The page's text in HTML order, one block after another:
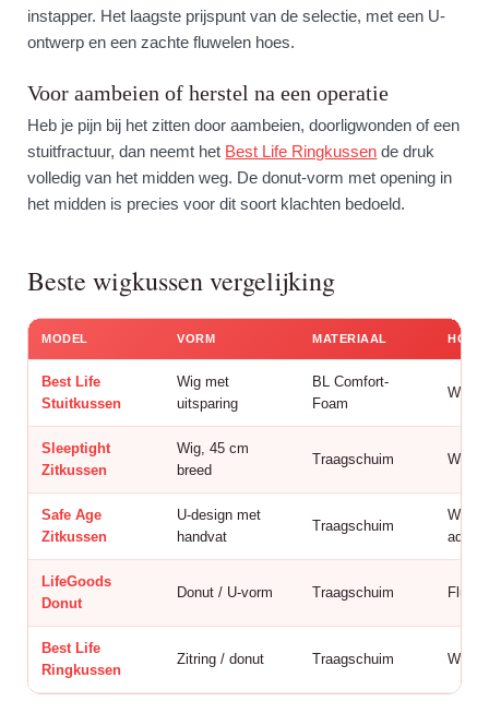
instapper. Het laagste prijspunt van de selectie, met een U-
ontwerp en een zachte fluwelen hoes.
Voor aambeien of herstel na een operatie
Heb je pijn bij het zitten door aambeien, doorligwonden of een
stuitfractuur, dan neemt het Best Life Ringkussen de druk
volledig van het midden weg. De donut-vorm met opening in
het midden is precies voor dit soort klachten bedoeld.
Beste wigkussen vergelijking
MODEL VORM MATERIAAL HOES
Best Life
Stuitkussen
Wig met
uitsparing
BL Comfort-
Foam
Sleeptight
Zitkussen
Wig, 45 cm
breed
Traagschuim
Safe Age
Zitkussen
U-design met
handvat
Traagschuim
LifeGoods
Donut
Donut / U-vorm Traagschuim
Best Life
Ringkussen
Zitring / donut Traagschuim